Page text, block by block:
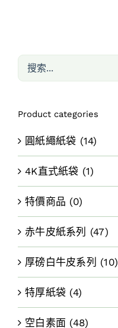
Product categories
圓紙繩紙袋 (14)
4K直式紙袋 (1)
特價商品 (0)
赤牛皮紙系列 (47)
厚磅白牛皮系列 (10)
特厚紙袋 (4)
空白素面 (48)